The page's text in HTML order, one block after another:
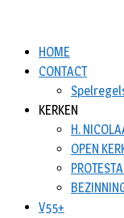
HOME
CONTACT
KERKEN
H.
OPEN
V55+